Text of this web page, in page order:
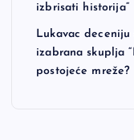
izbrisati historija“
Lukavac
izabrana skuplja
postojeće mreže?